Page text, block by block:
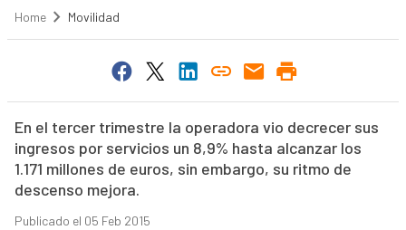
Home Movilidad
En el tercer trimestre la operadora vio decrecer sus
ingresos por servicios un 8,9% hasta alcanzar los
1.171 millones de euros, sin embargo, su ritmo de
descenso mejora.
Publicado el 05 Feb 2015